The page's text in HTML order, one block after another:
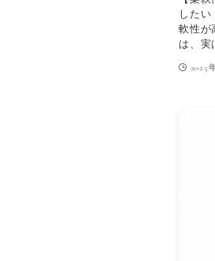
した
軟性が
は、実
2025